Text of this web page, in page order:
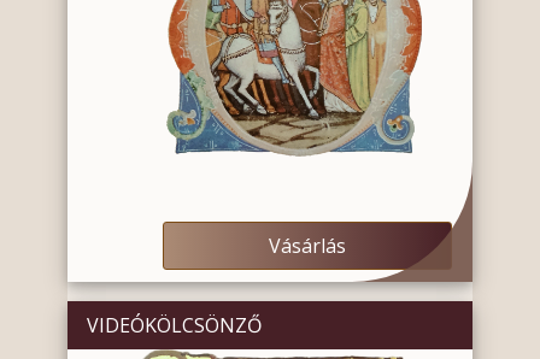
Vásárlás
VIDEÓKÖLCSÖNZŐ